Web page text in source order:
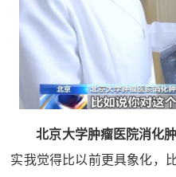
北京大学肿瘤医院消化
实我觉得比以前更具象化，